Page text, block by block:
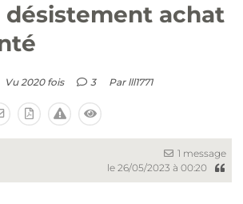
achat
Vu 2020 fois 3 Par lll1771
1 message
le 26/05/2023 à 00:20